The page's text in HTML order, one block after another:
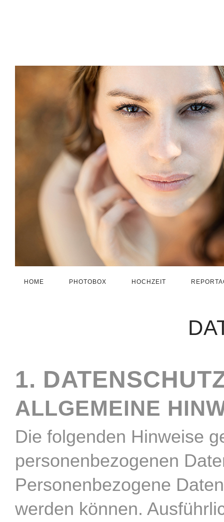
HOME PHOTOBOX HOCHZEIT
1.
ALLGEMEINE
Die folgenden Hinweise
personenbezogenen
Personenbezogene
werden können.